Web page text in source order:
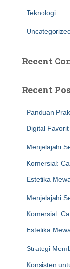
Teknologi
Uncategorized
Recent
Recent
Panduan
Digital
Menjelajahi
Komersial:
Estetika
Menjelajahi
Komersial:
Estetika
Strategi
Konsisten